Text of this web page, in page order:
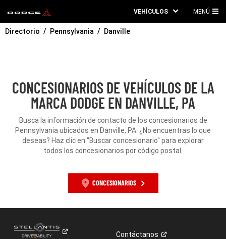
VEHÍCULOS MENÚ
Directorio Pennsylvania Danville
CONCESIONARIOS DE VEHÍCULOS DE LA
MARCA DODGE EN DANVILLE, PA
Busca la información de contacto de los concesionarios de
Pennsylvania ubicados en Danville, PA. ¿No encuentras lo que
deseas? Haz clic en "Buscar concesionario" para explorar
todos los concesionarios por código postal.
CONCESIONARIOS
Contáctanos